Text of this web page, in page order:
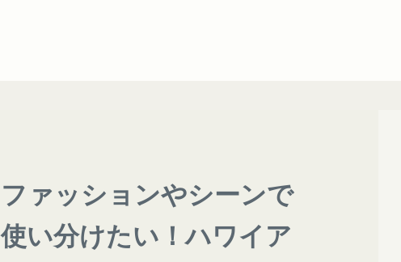
ファッションやシーンで
使い分けたい！ハワイア